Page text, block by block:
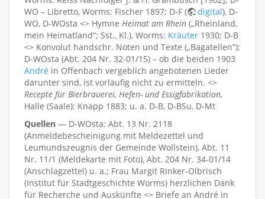
WO – Libretto, Worms: Fischer 1897; D-F (
digital), D-
WO, D-WOsta <> Hymne Heimat am Rhein („Rheinland,
mein Heimatland“; Sst., Kl.), Worms: Kräuter 1930; D-B
<> Konvolut handschr. Noten und Texte („Bagatellen“);
D-WOsta (Abt. 204 Nr. 32-01/15) – ob die beiden 1903
André in Offenbach vergeblich angebotenen Lieder
darunter sind, ist vorläufig nicht zu ermitteln. <>
Recepte für Bierbrauerei, Hefen- und Essigfabrikation,
Halle (Saale): Knapp 1883; u. a. D-B, D-BSu, D-Mt
Quellen — D-WOsta: Abt. 13 Nr. 2118
(Anmeldebescheinigung mit Meldezettel und
Leumundszeugnis der Gemeinde Wollstein), Abt. 11
Nr. 11/1 (Meldekarte mit Foto), Abt. 204 Nr. 34-01/14
(Anschlagzettel) u. a.; Frau Margit Rinker-Olbrisch
(Institut für Stadtgeschichte Worms) herzlichen Dank
für Recherche und Auskünfte <> Briefe an André in